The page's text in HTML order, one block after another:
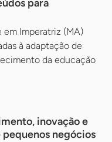
para
em Imperatriz (MA)
à adaptação de
da educação
inovação e
negócios